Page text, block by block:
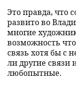
Это правда, что
развито во
многие
возможность
связь хотя бы с
ли другие связи
любопытные.